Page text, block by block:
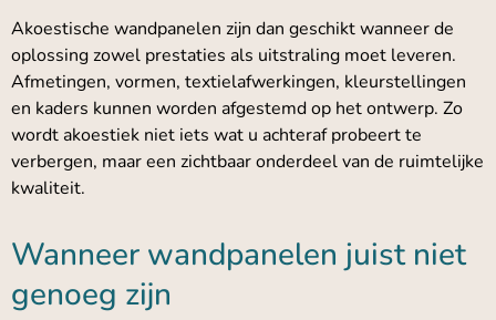
Akoestische wandpanelen zijn dan geschikt wanneer de
oplossing zowel prestaties als uitstraling moet leveren.
Afmetingen, vormen, textielafwerkingen, kleurstellingen
en kaders kunnen worden afgestemd op het ontwerp. Zo
wordt akoestiek niet iets wat u achteraf probeert te
verbergen, maar een zichtbaar onderdeel van de ruimtelijke
kwaliteit.
Wanneer wandpanelen juist niet
genoeg zijn